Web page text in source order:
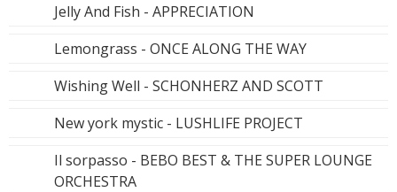
Jelly And Fish - APPRECIATION
Lemongrass - ONCE ALONG THE WAY
Wishing Well - SCHONHERZ AND SCOTT
New york mystic - LUSHLIFE PROJECT
Il sorpasso - BEBO BEST & THE SUPER LOUNGE
ORCHESTRA